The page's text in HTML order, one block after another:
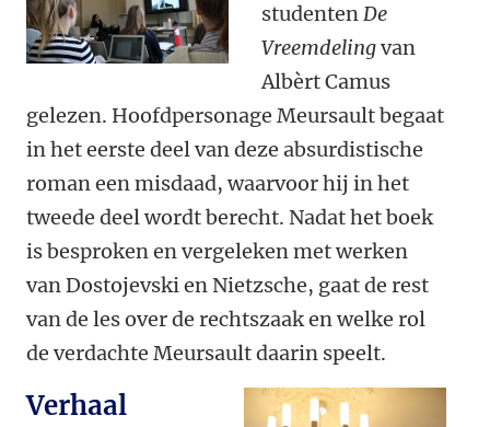
studentenDe
Vreemdelingvan
Albèrt Camus
gelezen. Hoofdpersonage Meursault begaat
in het eerste deel van deze absurdistische
roman een misdaad, waarvoor hij in het
tweede deel wordt berecht. Nadat het boek
is besproken en vergeleken met werken
van Dostojevski en Nietzsche, gaat de rest
van de les over de rechtszaak en welke rol
de verdachte Meursault daarin speelt.
Verhaal